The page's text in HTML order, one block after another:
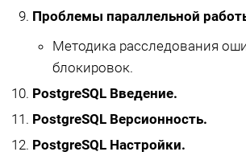
Проблемы параллельной
Методика расследования
блокировок.
PostgreSQL Введение.
PostgreSQL Версионность.
PostgreSQL Настройки.